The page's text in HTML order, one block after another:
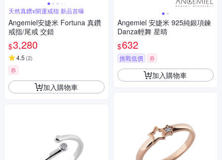
天然真鑽x開運戒指 新品首曝
Angemiel安婕米 Fortuna 真鑽
戒指/尾戒 交錯
$3,280
4.5 (2)
券
加入購物車
Angemiel 安婕米 925純銀項鍊
Danza輕舞 星晴
$632
挑戰低價 券
加入購物車